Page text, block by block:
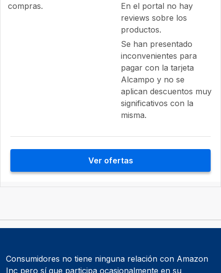
compras.
En el portal no hay
reviews sobre los
productos.
Se han presentado
inconvenientes para
pagar con la tarjeta
Alcampo y no se
aplican descuentos muy
significativos con la
misma.
Ver ofertas
Consumidores no tiene ninguna relación con Amazon
Inc pero sí que participa ocasionalmente en su